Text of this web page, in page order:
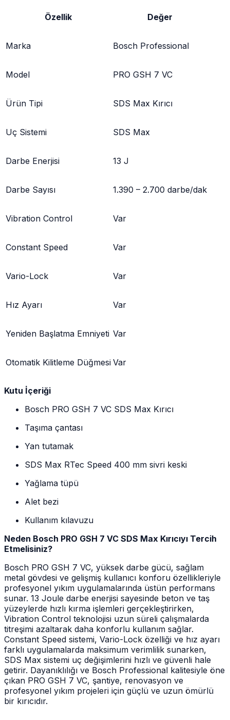
Özellik Değer
Marka Bosch Professional
Model PRO GSH 7 VC
Ürün Tipi SDS Max Kırıcı
Uç Sistemi SDS Max
Darbe Enerjisi 13 J
Darbe Sayısı 1.390 – 2.700 darbe/dak
Vibration Control Var
Constant Speed Var
Vario-Lock Var
Hız Ayarı Var
Yeniden Başlatma Emniyeti Var
Otomatik Kilitleme Düğmesi Var
Kutu İçeriği
Bosch PRO GSH 7 VC SDS Max Kırıcı
Taşıma çantası
Yan tutamak
SDS Max RTec Speed 400 mm sivri keski
Yağlama tüpü
Alet bezi
Kullanım kılavuzu
Neden Bosch PRO GSH 7 VC SDS Max Kırıcıyı Tercih
Etmelisiniz?
Bosch PRO GSH 7 VC, yüksek darbe gücü, sağlam
metal gövdesi ve gelişmiş kullanıcı konforu özellikleriyle
profesyonel yıkım uygulamalarında üstün performans
sunar. 13 Joule darbe enerjisi sayesinde beton ve taş
yüzeylerde hızlı kırma işlemleri gerçekleştirirken,
Vibration Control teknolojisi uzun süreli çalışmalarda
titreşimi azaltarak daha konforlu kullanım sağlar.
Constant Speed sistemi, Vario-Lock özelliği ve hız ayarı
farklı uygulamalarda maksimum verimlilik sunarken,
SDS Max sistemi uç değişimlerini hızlı ve güvenli hale
getirir. Dayanıklılığı ve Bosch Professional kalitesiyle öne
çıkan PRO GSH 7 VC, şantiye, renovasyon ve
profesyonel yıkım projeleri için güçlü ve uzun ömürlü
bir kırıcıdır.